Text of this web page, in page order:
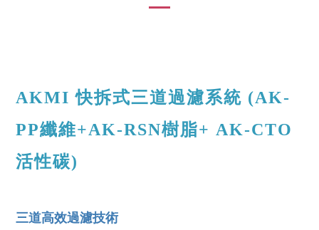
AKMI 快拆式三道過濾系統 (AK-
PP纖維+AK-RSN樹脂+ AK-CTO
活性碳)
三道高效過濾技術